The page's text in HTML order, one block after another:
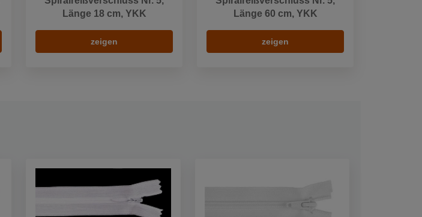
Länge 18 cm, YKK
zeigen
Länge 60 cm, YKK
zeigen